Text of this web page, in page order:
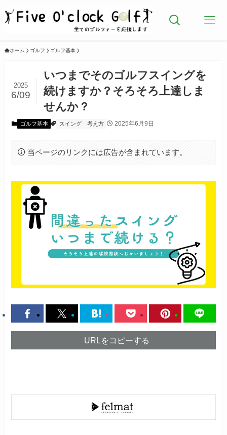
ホーム ゴルフ ゴルフ基本
いつまでそのゴルフスイングを
続けますか？そろそろ上達しま
せんか？
2025
6/09
ゴルフ基本 スイング 考え方 2025年6月9日
当ページのリンクには広告が含まれています。
URLをコピーする